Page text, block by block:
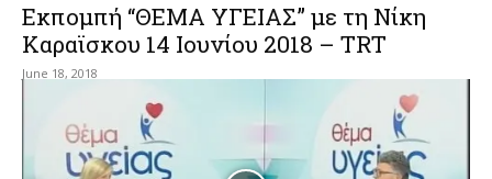
Εκπομπή “ΘΕΜΑ ΥΓΕΙΑΣ” με τη Νίκη
Καραϊσκου 14 Ιουνίου 2018 – TRT
June 18, 2018